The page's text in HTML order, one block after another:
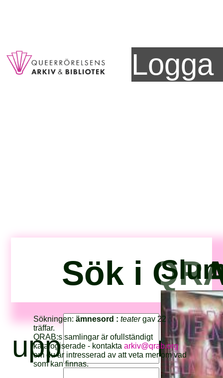
Logga
Sök i
upphovsperson:
Sökningen:ämnesord :teatergav 22
träffar.
QRAB:s samlingar är ofullständigt
katalogiserade - kontaktaarkiv@qrab.org
om du är intresserad av att veta mer om vad
som kan finnas.